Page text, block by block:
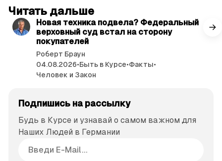
Читать дальше
Новая техника подвела? Федеральный
верховный суд встал на сторону
покупателей
Роберт Браун
04.08.2026•Быть в Курсе•Факты•
Человек и Закон
Подпишись на рассылку
Будь в Курсе и узнавай о самом важном для
Наших Людей в Германии